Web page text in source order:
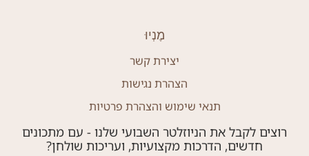
מֶנְיוּ
יצירת קשר
הצהרת נגישות
תנאי שימוש והצהרת פרטיות
רוצים לקבל את הניוזלטר השבועי שלנו - עם מתכונים
חדשים, הדרכות מקצועיות, ועריכות שולחן?